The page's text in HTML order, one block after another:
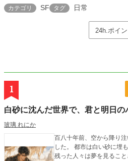
カテゴリ SF タグ 日常
1
白砂に沈んだ世界で、君と明日の
玻璃 れにか
百八十年前、空から降り
した。 都市は白い砂に埋もれ、旧世界の機械は沈黙し、生き
残った人々は夢を見るこ